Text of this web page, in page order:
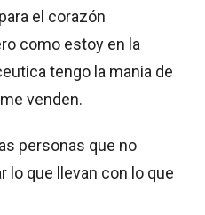
el corazón
como estoy en la
tengo la mania de
venden.
personas que no
lo que llevan con lo que